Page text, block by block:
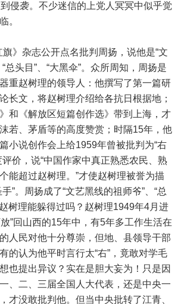
侵袭。不少迷信的上党人冥冥中似乎觉
。
杂志公开点名批判周扬，说他是“文
总头目”、“大黑伞”。众所周知，周扬是
重赵树理的领导人：他撰写了第一篇研
长文，将赵树理介绍给各抗日根据地；
和《解放区短篇创作选》带到上海，才
若、茅盾等的高度赞赏；时隔15年，他
小说创作会上给1959年曾被批判为“右
价，说“中国作家中真正熟悉农民、熟
能超过赵树理。”才使赵树理被誉为描
”。周扬成了“文艺黑线的祖师爷”、“总
赵树理能躲得过吗？赵树理1949年4月进
”回山西的15年中，有5年多工作生活在
人民对他十分尊崇，但地、县领导干部
的认为他平时言行太“右”，竟敢对学毛
也提出异议？实在是胆大妄为！只是因
、二、三届全国人大代表，还是中央一
才没敢批判他。但当中央批转了江青、